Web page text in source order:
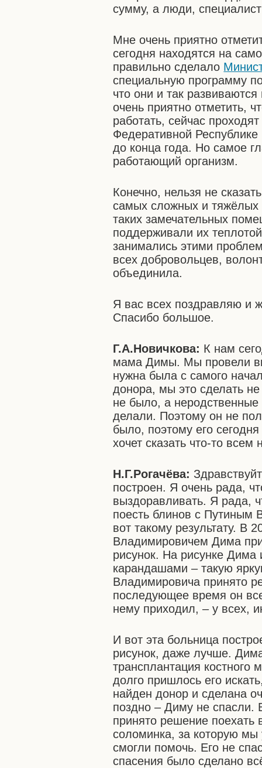
сумму, а люди,
Мне очень приятно
сегодня находятся на
правильно сделало
специальную программу
что они и так
очень приятно отметить,
работать, сейчас
Федеративной
до конца года. Но самое
работающий организм.
Конечно, нельзя не
самых сложных и тяжёлых
таких замечательных
поддерживали их
занимались этими
всех добровольцев,
объединила.
Я вас всех поздравляю и
Спасибо большое.
Г.А.Новичкова: К нам
мама Димы. Мы провели
нужна была с самого
донора, мы это сделать
не было, а
делали. Поэтому он не
было, поэтому его
хочет сказать что-то всем
Н.Г.Рогачёва:
построен. Я очень рада,
выздоравливать. Я рада,
поесть блинов с
вот такому результату. В
Владимировичем Дима
рисунок. На рисунке Дима
карандашами – такую
Владимировича принято
последующее время он
нему приходил, – у всех,
И вот эта больница
рисунок, даже лучше.
трансплантация костного
долго пришлось его
найден донор и сделана
поздно – Диму не спасли.
принято решение
соломинка, за которую мы
смогли помочь. Его не
спасения было сделано